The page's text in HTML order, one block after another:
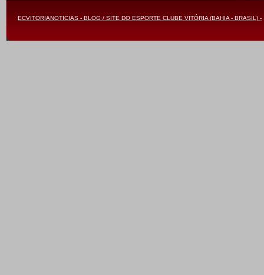
ECVITORIANOTICIAS - BLOG / SITE DO ESPORTE CLUBE VITÓRIA (BAHIA - BRASIL) -